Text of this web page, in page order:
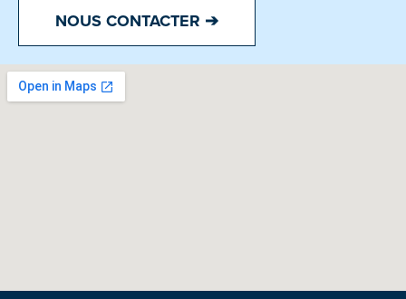
NOUS CONTACTER ➔